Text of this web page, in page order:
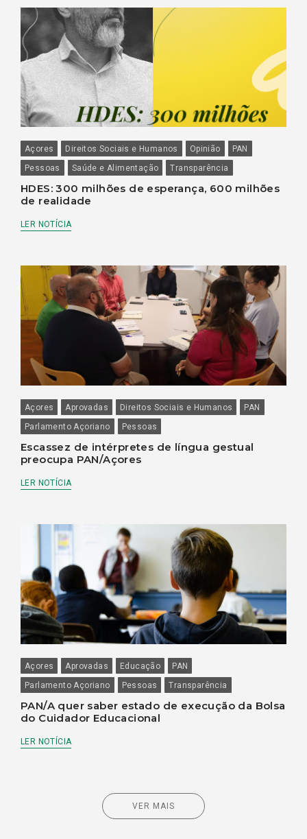
Açores Direitos Sociais e Humanos Opinião
PAN
Pessoas
Saúde e Alimentação Transparência
HDES: 300 milhões de esperança, 600 milhões
de realidade
LER NOTÍCIA
Açores Aprovadas Direitos Sociais e Humanos
PAN
Parlamento Açoriano
Pessoas
Escassez de intérpretes de língua gestual
preocupa PAN/Açores
LER NOTÍCIA
Açores Aprovadas Educação
PAN
Parlamento Açoriano
Pessoas Transparência
PAN/A quer saber estado de execução da Bolsa
do Cuidador Educacional
LER NOTÍCIA
VER MAIS